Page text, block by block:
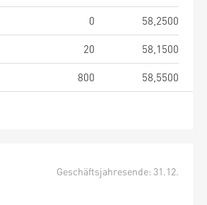
0
58,2500
20
58,1500
800 58,5500
Geschäftsjahresende: 31.12.